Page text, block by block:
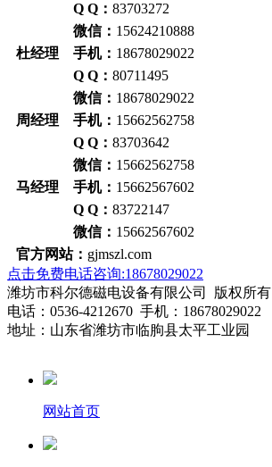
Q Q： 83703272
微信： 15624210888
杜经理 手机： 18678029022
Q Q： 80711495
微信： 18678029022
周经理 手机： 15662562758
Q Q： 83703642
微信： 15662562758
马经理 手机： 15662567602
Q Q： 83722147
微信： 15662567602
官方网站： gjmszl.com
点击免费电话咨询:18678029022
潍坊市科尔德磁电设备有限公司 版权所有
电话：0536-4212670 手机：18678029022
地址：山东省潍坊市临朐县太平工业园
网站首页